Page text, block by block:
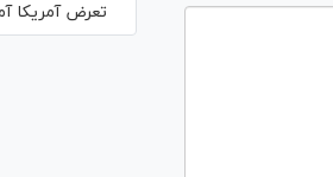
تعرض آمریکا